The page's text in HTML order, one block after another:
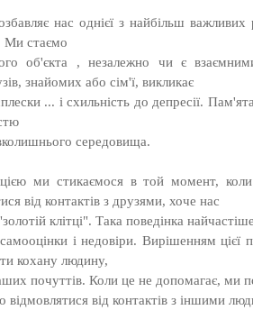
нас однієї з найбільш
Ми стаємо
об'єкта , незалежно чи є
знайомих або сім'ї, викликає
... і схильність до депресії.
середовища.
ми стикаємося в той момент,
від контактів з друзями, хоче нас
клітці". Така поведінка
самооцінки і недовіри. Вирішенням
кохану людину,
почуттів. Коли це не допомагає, ми
відмовлятися від контактів з іншими